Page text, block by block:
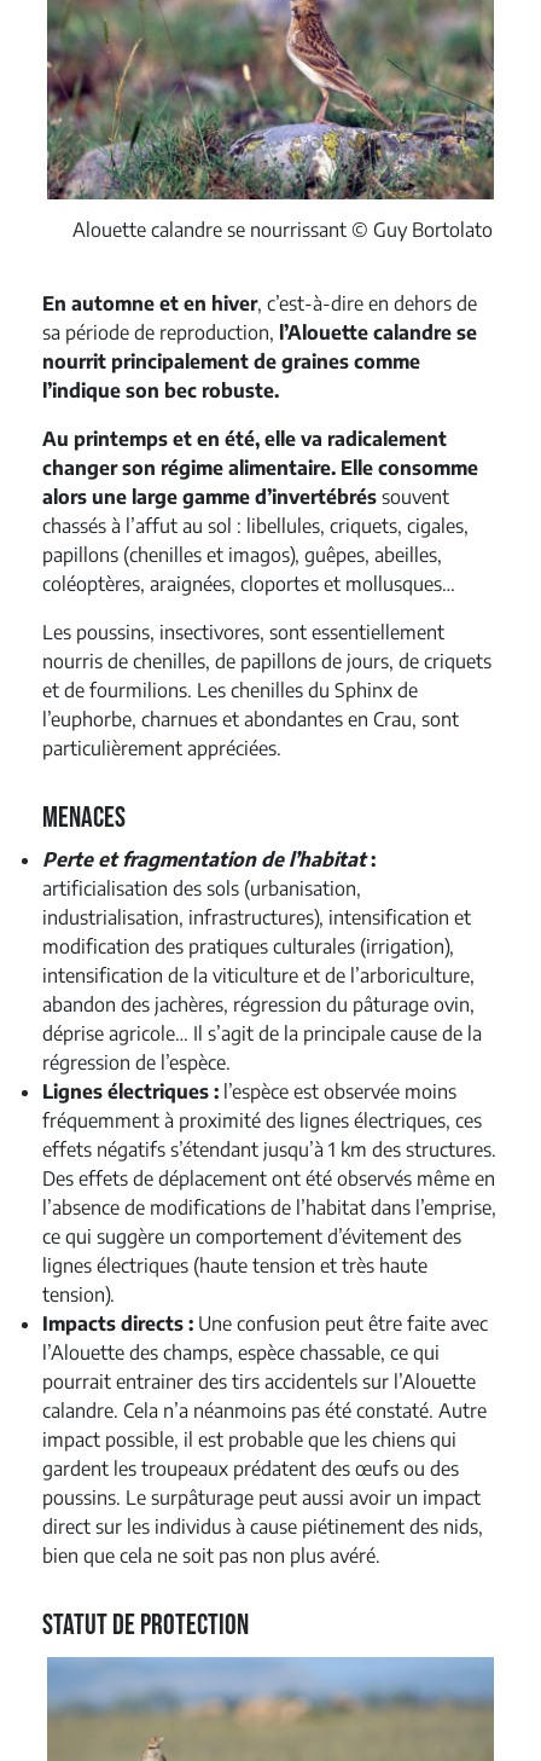
Alouette calandre se nourrissant © Guy Bortolato
En automne et en hiver, c’est-à-dire en dehors de
sa période de reproduction, l’Alouette calandre se
nourrit principalement de graines comme
l’indique son bec robuste.
Au printemps et en été, elle va radicalement
changer son régime alimentaire. Elle consomme
alors une large gamme d’invertébrés souvent
chassés à l’affut au sol : libellules, criquets, cigales,
papillons (chenilles et imagos), guêpes, abeilles,
coléoptères, araignées, cloportes et mollusques…
Les poussins, insectivores, sont essentiellement
nourris de chenilles, de papillons de jours, de criquets
et de fourmilions. Les chenilles du Sphinx de
l’euphorbe, charnues et abondantes en Crau, sont
particulièrement appréciées.
Menaces
Perte et fragmentation de l’habitat:
artificialisation des sols (urbanisation,
industrialisation, infrastructures), intensification et
modification des pratiques culturales (irrigation),
intensification de la viticulture et de l’arboriculture,
abandon des jachères, régression du pâturage ovin,
déprise agricole… Il s’agit de la principale cause de la
régression de l’espèce.
Lignes électriques : l’espèce est observée moins
fréquemment à proximité des lignes électriques, ces
effets négatifs s’étendant jusqu’à 1 km des structures.
Des effets de déplacement ont été observés même en
l’absence de modifications de l’habitat dans l’emprise,
ce qui suggère un comportement d’évitement des
lignes électriques (haute tension et très haute
tension).
Impacts directs : Une confusion peut être faite avec
l’Alouette des champs, espèce chassable, ce qui
pourrait entrainer des tirs accidentels sur l’Alouette
calandre. Cela n’a néanmoins pas été constaté. Autre
impact possible, il est probable que les chiens qui
gardent les troupeaux prédatent des œufs ou des
poussins. Le surpâturage peut aussi avoir un impact
direct sur les individus à cause piétinement des nids,
bien que cela ne soit pas non plus avéré.
Statut de protection